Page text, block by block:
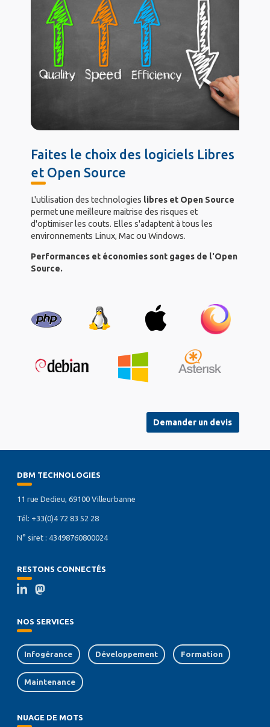
Faites le choix des logiciels Libres
et Open Source
L'utilisation des technologies libres et Open Source
permet une meilleure maitrise des risques et
d'optimiser les couts. Elles s'adaptent à tous les
environnements Linux, Mac ou Windows.
Performances et économies sont gages de l'Open
Source.
Demander un devis
DBM TECHNOLOGIES
11 rue Dedieu, 69100 Villeurbanne
Tél: +33(0)4 72 83 52 28
N° siret : 43498760800024
RESTONS CONNECTÉS
NOS SERVICES
Infogérance Développement Formation
Maintenance
NUAGE DE MOTS